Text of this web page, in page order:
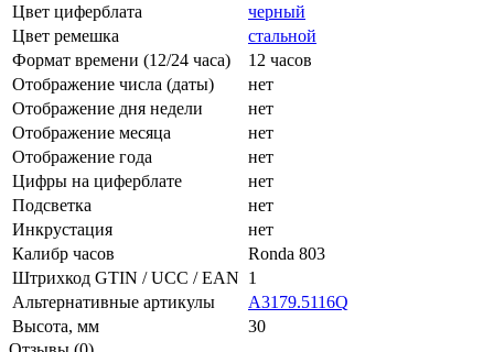
Цвет циферблата
черный
Цвет ремешка
стальной
Формат времени (12/24 часа)
12 часов
Отображение числа (даты)
нет
Отображение дня недели
нет
Отображение месяца
нет
Отображение года
нет
Цифры на циферблате
нет
Подсветка
нет
Инкрустация
нет
Калибр часов
Ronda 803
Штрихкод GTIN / UCC / EAN 1
Альтернативные артикулы
A3179.5116Q
Высота, мм
30